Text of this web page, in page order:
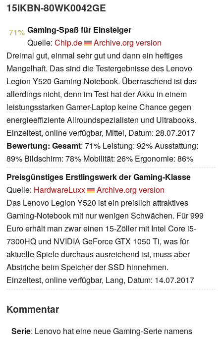
15IKBN-80WK0042GE
71% Gaming-Spaß für Einsteiger
Quelle: Chip.de
Archive.org version
Dreimal gut, einmal sehr gut und dann ein heftiges
Mangelhaft. Das sind die Testergebnisse des Lenovo
Legion Y520 Gaming-Notebook. Überraschend ist das
allerdings nicht, denn im Test hat der Akku in einem
leistungsstarken Gamer-Laptop keine Chance gegen
energieeffiziente Allroundspezialisten und Ultrabooks.
Einzeltest, online verfügbar, Mittel, Datum: 28.07.2017
Bewertung: Gesamt: 71% Leistung: 92% Ausstattung:
89% Bildschirm: 78% Mobilität: 26% Ergonomie: 86%
Preisgünstiges Erstlingswerk der Gaming-Klasse
Quelle: HardwareLuxx
Archive.org version
Das Lenovo Legion Y520 ist ein preislich attraktives
Gaming-Notebook mit nur wenigen Schwächen. Für 999
Euro erhält man zwar einen 15-Zöller mit Intel Core i5-
7300HQ und NVIDIA GeForce GTX 1050 Ti, was für
aktuelle Spiele durchaus ausreichend ist, muss aber
Abstriche beim Speicher der SSD hinnehmen.
Einzeltest, online verfügbar, Lang, Datum: 14.07.2017
Kommentar
Serie: Lenovo hat eine neue Gaming-Serie namens